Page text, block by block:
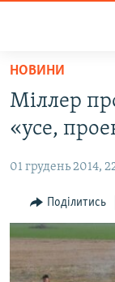
Перейти
основного
матеріалу
Перейти
до
навігації
Перейти
пошуку
ВОДА.КРИМ
ВІДЕО ТА ФОТО
ПОЛІТИКА
БЛОГИ
ПОГЛЯД
ІНТЕРВ'Ю
НОВИНИ
Міллер
«усе,
01 грудень 2014,
Поділитись